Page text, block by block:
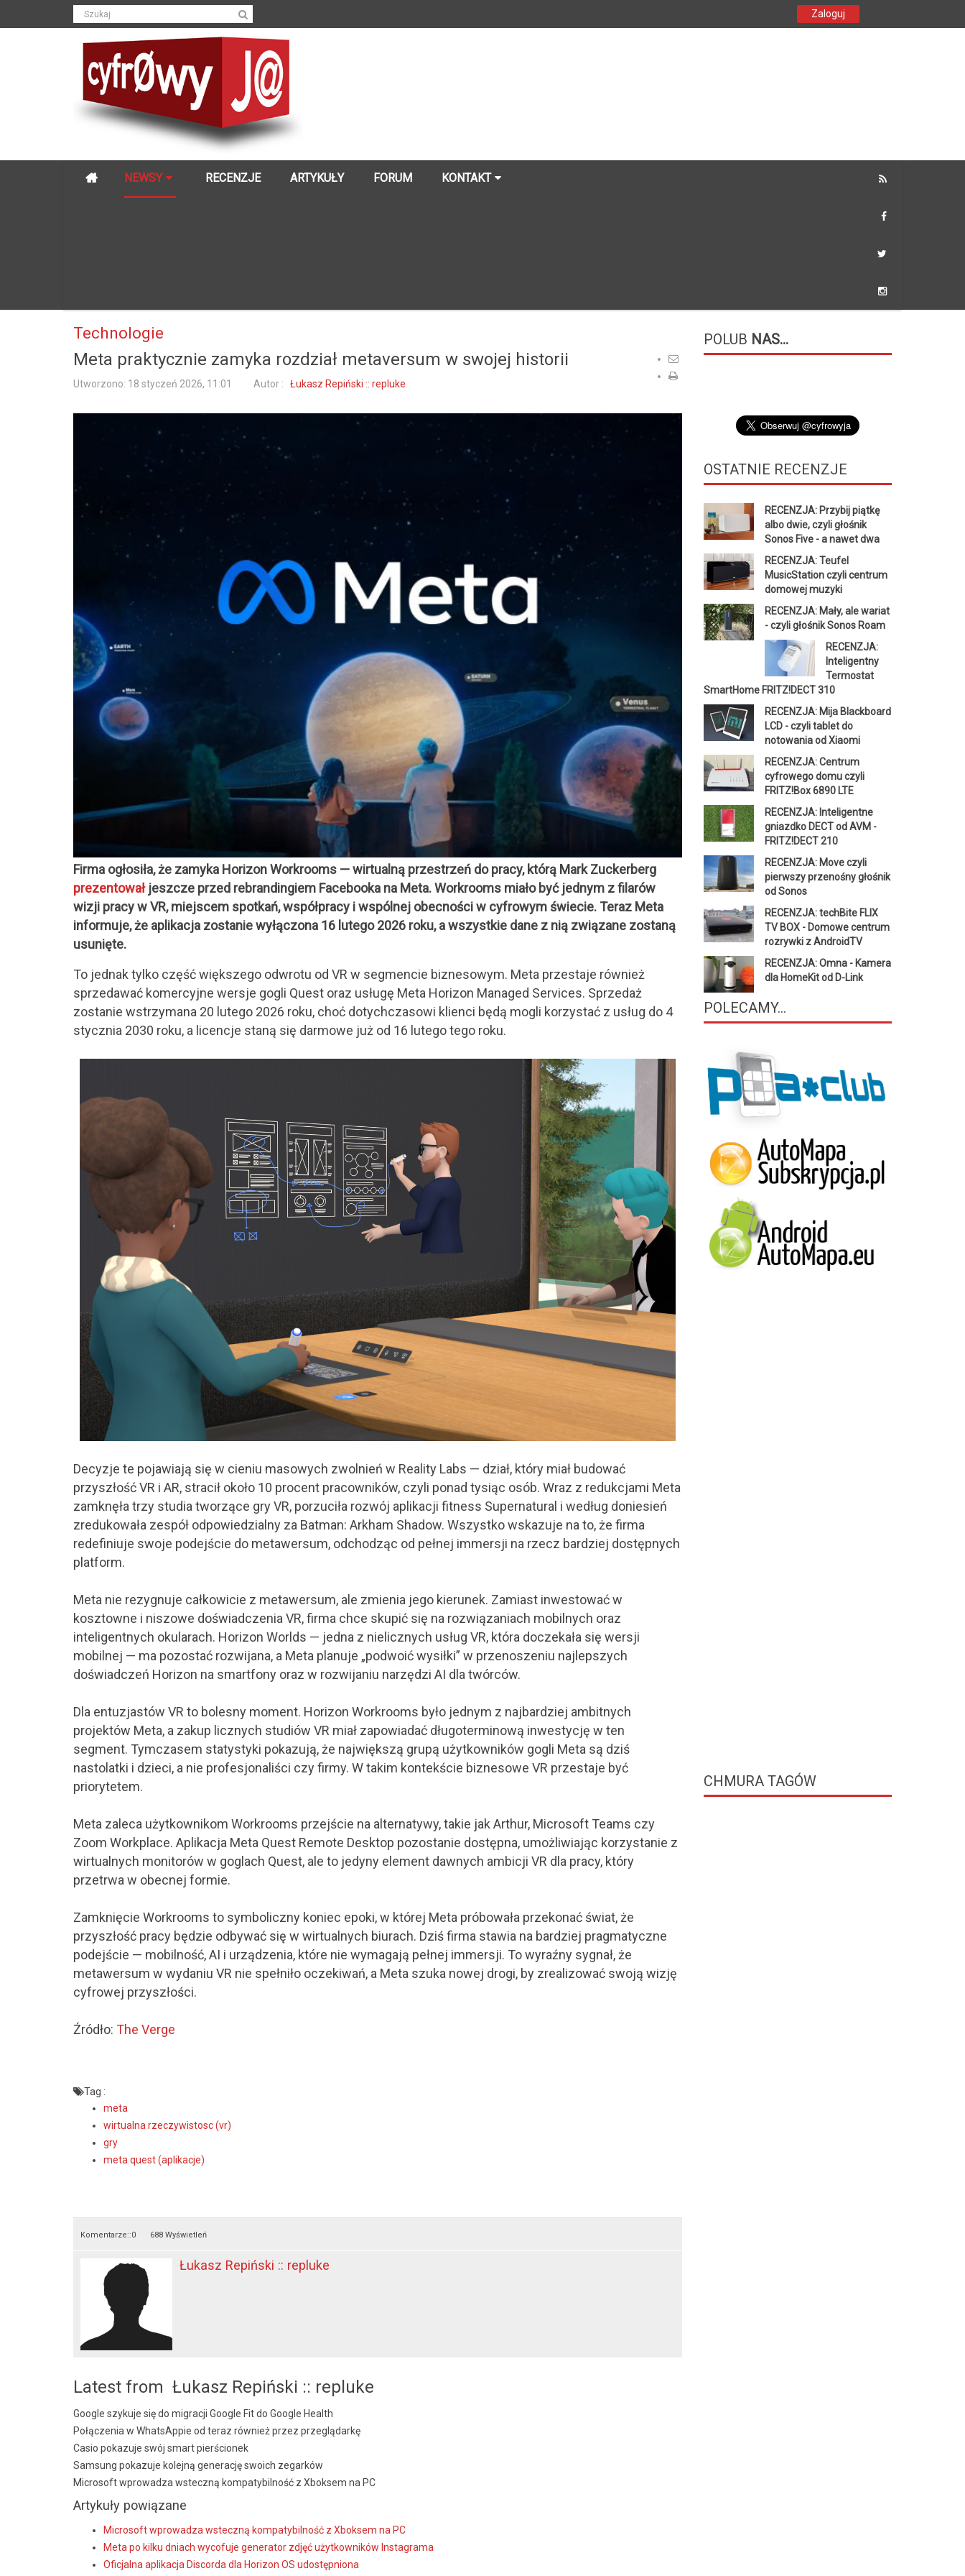
Zaloguj
NEWSY RECENZJE ARTYKUŁY FORUM KONTAKT
Technologie
Meta praktycznie zamyka rozdział metaversum w swojej historii
Utworzono: 18 styczeń 2026, 11:01 Autor : Łukasz Repiński :: repluke
Firma ogłosiła, że zamyka Horizon Workrooms — wirtualną przestrzeń do pracy, którą Mark Zuckerberg
prezentowałjeszcze przed rebrandingiem Facebooka na Meta. Workrooms miało być jednym z filarów
wizji pracy w VR, miejscem spotkań, współpracy i wspólnej obecności w cyfrowym świecie. Teraz Meta
informuje, że aplikacja zostanie wyłączona 16 lutego 2026 roku, a wszystkie dane z nią związane zostaną
usunięte.
To jednak tylko część większego odwrotu od VR w segmencie biznesowym. Meta przestaje również
sprzedawać komercyjne wersje gogli Quest oraz usługę Meta Horizon Managed Services. Sprzedaż
zostanie wstrzymana 20 lutego 2026 roku, choć dotychczasowi klienci będą mogli korzystać z usług do 4
stycznia 2030 roku, a licencje staną się darmowe już od 16 lutego tego roku.
Decyzje te pojawiają się w cieniu masowych zwolnień w Reality Labs — dział, który miał budować
przyszłość VR i AR, stracił około 10 procent pracowników, czyli ponad tysiąc osób. Wraz z redukcjami Meta
zamknęła trzy studia tworzące gry VR, porzuciła rozwój aplikacji fitness Supernatural i według doniesień
zredukowała zespół odpowiedzialny za Batman: Arkham Shadow. Wszystko wskazuje na to, że firma
redefiniuje swoje podejście do metawersum, odchodząc od pełnej immersji na rzecz bardziej dostępnych
platform.
Meta nie rezygnuje całkowicie z metawersum, ale zmienia jego kierunek. Zamiast inwestować w
kosztowne i niszowe doświadczenia VR, firma chce skupić się na rozwiązaniach mobilnych oraz
inteligentnych okularach. Horizon Worlds — jedna z nielicznych usług VR, która doczekała się wersji
mobilnej — ma pozostać rozwijana, a Meta planuje „podwoić wysiłki” w przenoszeniu najlepszych
doświadczeń Horizon na smartfony oraz w rozwijaniu narzędzi AI dla twórców.
Dla entuzjastów VR to bolesny moment. Horizon Workrooms było jednym z najbardziej ambitnych
projektów Meta, a zakup licznych studiów VR miał zapowiadać długoterminową inwestycję w ten
segment. Tymczasem statystyki pokazują, że największą grupą użytkowników gogli Meta są dziś
nastolatki i dzieci, a nie profesjonaliści czy firmy. W takim kontekście biznesowe VR przestaje być
priorytetem.
Meta zaleca użytkownikom Workrooms przejście na alternatywy, takie jak Arthur, Microsoft Teams czy
Zoom Workplace. Aplikacja Meta Quest Remote Desktop pozostanie dostępna, umożliwiając korzystanie z
wirtualnych monitorów w goglach Quest, ale to jedyny element dawnych ambicji VR dla pracy, który
przetrwa w obecnej formie.
Zamknięcie Workrooms to symboliczny koniec epoki, w której Meta próbowała przekonać świat, że
przyszłość pracy będzie odbywać się w wirtualnych biurach. Dziś firma stawia na bardziej pragmatyczne
podejście — mobilność, AI i urządzenia, które nie wymagają pełnej immersji. To wyraźny sygnał, że
metawersum w wydaniu VR nie spełniło oczekiwań, a Meta szuka nowej drogi, by zrealizować swoją wizję
cyfrowej przyszłości.
Źródło: The Verge
Tag :
meta
wirtualna rzeczywistosc (vr)
gry
meta quest (aplikacje)
Komentarze::0 688 Wyświetleń
Łukasz Repiński :: repluke
Latest from Łukasz Repiński :: repluke
Google szykuje się do migracji Google Fit do Google Health
Połączenia w WhatsAppie od teraz również przez przeglądarkę
Casio pokazuje swój smart pierścionek
Samsung pokazuje kolejną generację swoich zegarków
Microsoft wprowadza wsteczną kompatybilność z Xboksem na PC
Artykuły powiązane
Microsoft wprowadza wsteczną kompatybilność z Xboksem na PC
Meta po kilku dniach wycofuje generator zdjęć użytkowników Instagrama
Oficjalna aplikacja Discorda dla Horizon OS udostępniona
POLUB NAS...
OSTATNIE RECENZJE
RECENZJA: Przybij piątkę
albo dwie, czyli głośnik
Sonos Five - a nawet dwa
RECENZJA: Teufel
MusicStation czyli centrum
domowej muzyki
RECENZJA: Mały, ale wariat
- czyli głośnik Sonos Roam
RECENZJA:
Inteligentny
Termostat
SmartHome FRITZ!DECT 310
RECENZJA: Mija Blackboard
LCD - czyli tablet do
notowania od Xiaomi
RECENZJA: Centrum
cyfrowego domu czyli
FRITZ!Box 6890 LTE
RECENZJA: Inteligentne
gniazdko DECT od AVM -
FRITZ!DECT 210
RECENZJA: Move czyli
pierwszy przenośny głośnik
od Sonos
RECENZJA: techBite FLIX
TV BOX - Domowe centrum
rozrywki z AndroidTV
RECENZJA: Omna - Kamera
dla HomeKit od D-Link
POLECAMY...
CHMURATAGÓW